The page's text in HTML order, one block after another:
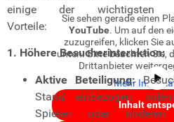
einige der wichtigsten
Vorteile:
Sie sehen gerade einen
YouTube. Um auf den
zuzugreifen, klicken Sie
unten. Bitte beachten Sie,
Drittanbieter
Mehr
Inhalt
1. Höhere Besucherinteraktion:
Aktive Beteiligung:
Stand einbezogen,
Spielen oder anderen